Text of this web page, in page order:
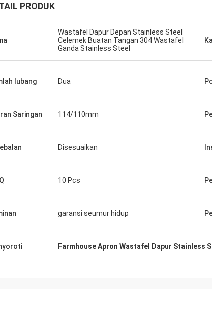
Alan Yudelman
PRODUK
Wastafel Dapur Depan Stainless Steel
Celemek Buatan Tangan 304 Wastafel
Ganda Stainless Steel
lubang Dua
Saringan 114/110mm
Disesuaikan
10 Pcs
garansi seumur hidup
Farmhouse Apron Wastafel Dapur Stainless